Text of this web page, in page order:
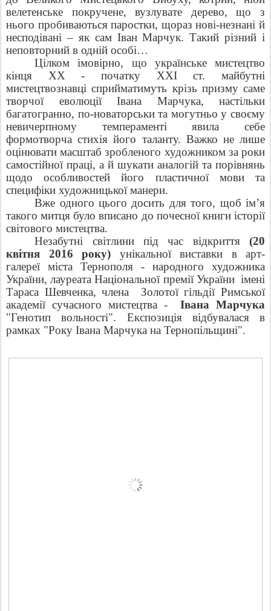
велетенське покручене, вузлувате дерево, що з
нього пробиваються паростки, щораз нові-незнані й
несподівані – як сам Іван Марчук. Такий різний і
неповторний в одній особі…
Цілком імовірно, що українське мистецтво
кінця XX -початку XXIст. майбутні
мистецтвознавці сприйматимуть крізь призму саме
творчої еволюції Івана Марчука, настільки
багатогранно, по-новаторськи та могутньо у своєму
невичерпному темпераменті явила себе
формотворча стихія його таланту. Важко не лише
оцінювати масштаб зробленого художником за роки
самостійної праці, а й шукати аналогій та порівнянь
щодо особливостей його пластичної мови та
специфіки художницької манери.
Вже одного цього досить для того, щоб ім’я
такого митця було вписано до почесної книги історії
світового мистецтва.
Незабутні світлини під час відкриття (20
квітня 2016 року) унікальної виставки в арт-
галереї міста Тернополя - народного художника
України, лауреата Національної премії України імені
Тараса Шевченка, члена
Золотої гільдії Римської
академії сучасного мистецтва -
Івана Марчука
"Генотип вольності". Експозиція відбувалася в
рамках "Року Івана Марчука на Тернопільщині".